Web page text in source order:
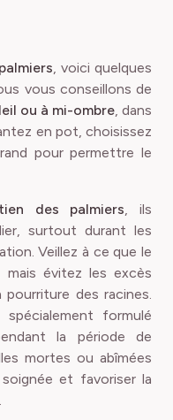
, voici quelques
vous conseillons de
ou à mi-ombre, dans
en pot, choisissez
pour permettre le
des palmiers, ils
surtout durant les
Veillez à ce que le
mais évitez les excès
des racines.
formulé
la période de
mortes ou abîmées
et favoriser la